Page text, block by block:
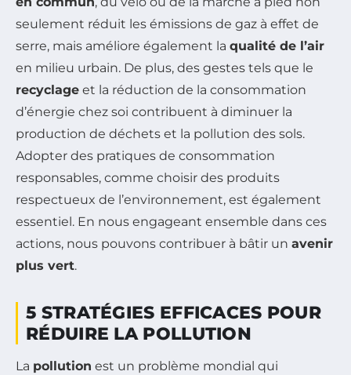
seulement réduit les émissions de gaz à effet de
serre, mais améliore également la qualité de l’air
en milieu urbain. De plus, des gestes tels que le
recyclage et la réduction de la consommation
d’énergie chez soi contribuent à diminuer la
production de déchets et la pollution des sols.
Adopter des pratiques de consommation
responsables, comme choisir des produits
respectueux de l’environnement, est également
essentiel. En nous engageant ensemble dans ces
actions, nous pouvons contribuer à bâtir un avenir
plus vert.
5 STRATÉGIES EFFICACES POUR
RÉDUIRE LA POLLUTION
La pollution est un problème mondial qui